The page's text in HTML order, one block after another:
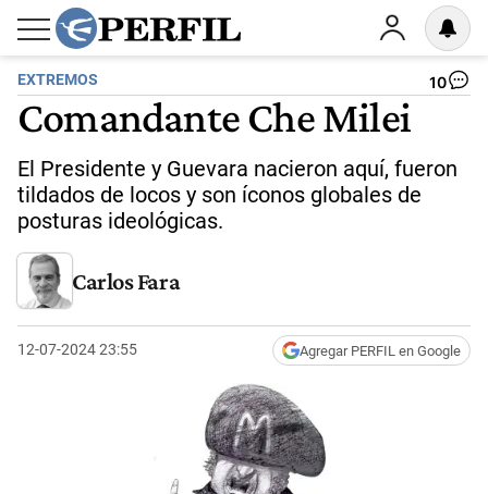
EXTREMOS 10
Comandante Che Milei
El Presidente y Guevara nacieron aquí, fueron
tildados de locos y son íconos globales de
posturas ideológicas.
Carlos Fara
12-07-2024 23:55 Agregar PERFIL en Google